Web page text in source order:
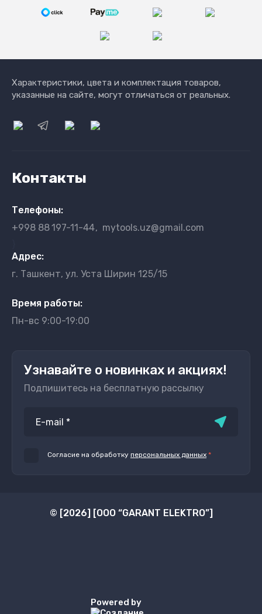
Характеристики, цвета и комплектация товаров,
указанные на сайте, могут отличаться от реальных.
Контакты
Телефоны:
+998 88197-11-44
mytools.uz@gmail.com
Адрес:
г. Ташкент, ул. Уста Ширин 125/15
Время работы:
Пн-вс 9:00-19:00
Узнавайте о новинках и акциях!
Подпишитесь на бесплатную рассылку
Согласие на обработку персональных данных *
© [2026] [ООО “GARANT ELEKTRO”]
Powered by